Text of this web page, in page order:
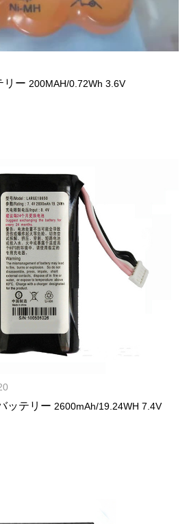
リー 200MAH/0.72Wh 3.6V
ッテリー 2600mAh/19.24WH 7.4V